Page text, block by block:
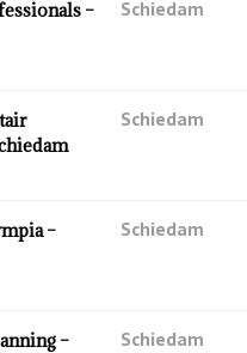
– Schiedam
Schiedam
– Schiedam
– Schiedam